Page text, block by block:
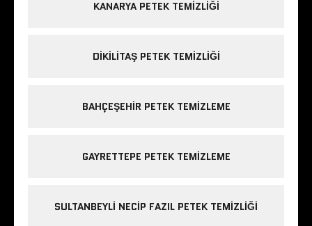
KANARYA PETEK TEMIZLIĞI
DIKILITAŞ PETEK TEMIZLIĞI
BAHÇEŞEHIR PETEK TEMIZLEME
GAYRETTEPE PETEK TEMIZLEME
SULTANBEYLI NECIP FAZIL PETEK TEMIZLIĞI